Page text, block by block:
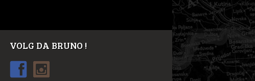
VOLG DA BRUNO !